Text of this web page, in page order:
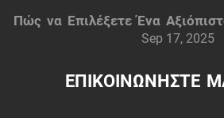
Πώς να Επιλέξετε Ένα
Sep 17, 2025
ΕΠΙΚΟΙΝΩΝΗΣΤΕ